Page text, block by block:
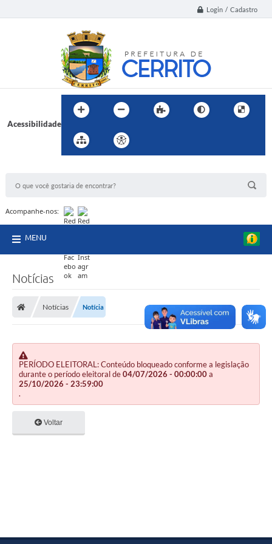
Login / Cadastro
Acessibilidade
Acompanhe-nos:
MENU
Notícias
Notícias Notícia
PERÍODO ELEITORAL: Conteúdo bloqueado conforme a legislação
durante o período eleitoral de04/07/2026 - 00:00:00a
25/10/2026 - 23:59:00
.
Voltar